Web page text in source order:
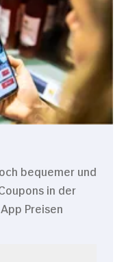
bequemer und
in der
Preisen